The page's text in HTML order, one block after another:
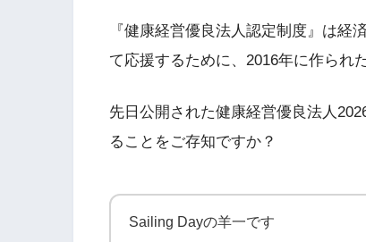
『健康経営優良法人認定制度』は経
て応援するために、2016年に作られ
先日公開された健康経営優良法人
ることをご存知ですか？
Sailing Dayの羊一です